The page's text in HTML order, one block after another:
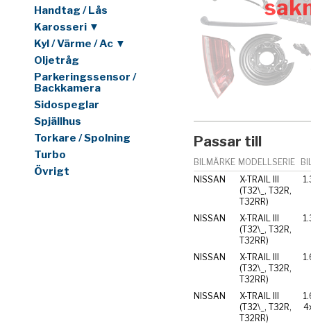
Handtag / Lås
Karosseri ▼
Kyl / Värme / Ac ▼
Oljetråg
Parkeringssensor /
Backkamera
Sidospeglar
Spjällhus
Torkare / Spolning
Turbo
Övrigt
Passar till
BILMÄRKE MODELLSERIE
NISSAN
X-TRAIL III
(T32\_, T32R,
T32RR)
NISSAN
X-TRAIL III
(T32\_, T32R,
T32RR)
NISSAN
X-TRAIL III
(T32\_, T32R,
T32RR)
NISSAN
X-TRAIL III
(T32\_, T32R,
T32RR)